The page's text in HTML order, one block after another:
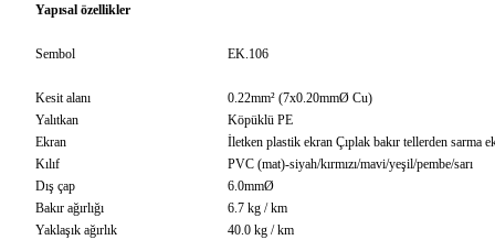
Yapısal özellikler
Sembol EK.106
Kesit alanı
0.22mm² (7x0.20mmØ Cu)
Yalıtkan
Köpüklü PE
Ekran
İletken plastik ekran Çıplak bakır tellerden sarma
Kılıf
PVC (mat)-siyah/kırmızı/mavi/yeşil/pembe/sarı
Dış çap
6.0mmØ
Bakır ağırlığı
6.7 kg / km
Yaklaşık ağırlık
40.0 kg / km